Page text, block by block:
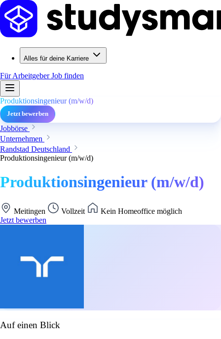
Alles für deine Karriere
Für ArbeitgeberJob finden
Produktionsingenieur (m/w/d)
Jetzt bewerben
Jobbörse
Unternehmen
Randstad Deutschland
Produktionsingenieur (m/w/d)
Produktionsingenieur (m/w/d)
Meitingen Vollzeit
Kein Homeoffice möglich
Jetzt bewerben
Auf einen Blick